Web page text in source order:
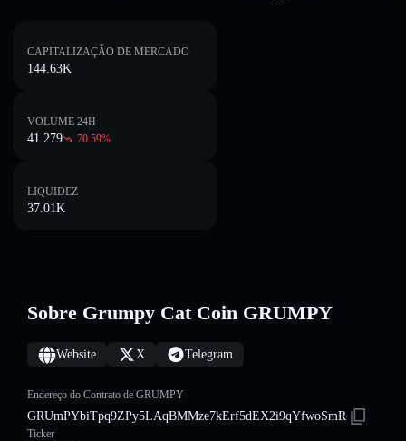
CAPITALIZAÇÃO DE MERCADO
144.63K
VOLUME 24H
41.279 70.59%
LIQUIDEZ
37.01K
Sobre Grumpy Cat Coin GRUMPY
Website X Telegram
Endereço do Contrato de GRUMPY
GRUmPYbiTpq9ZPy5LAqBMMze7kErf5dEX2i9qYfwoSmR
Ticker